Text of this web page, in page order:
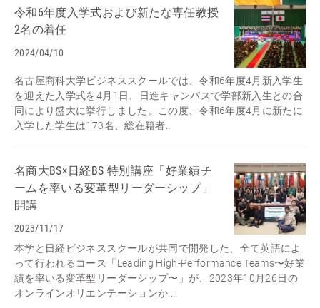
令和6年度入学式および新たな専任教授
2名の着任
2024/04/10
名古屋商科大学ビジネススクールでは、令和6年度4月新入学生
を迎えた入学式を4月1日、日進キャンパスで学部新入生との合
同により盛大に挙行しました。この度、令和6年度4月に新たに
入学した学生は173名、総在籍者...
名商大BS×日経BS 特別講座「好業績チ
ームを率いる変革型リーダーシップ」
開講
2023/11/17
本学と日経ビジネススクールが共同で開発した、全て英語によ
って行われるコース「Leading High-Performance Teams〜好業
績を率いる変革型リーダーシップ〜」が、2023年10月26日の
オンラインオリエンテーションか...